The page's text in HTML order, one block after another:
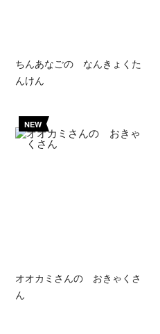
ちんあなごの なんきょくた
んけん
NEW
オオカミさんの おきゃくさ
ん